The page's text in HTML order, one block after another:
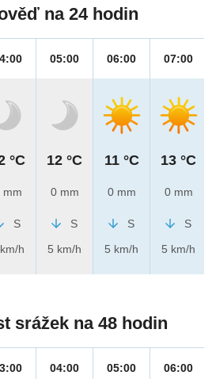
na 24 hodin
°C
mm
S
h
05:00
12 °C
0 mm
S
5 km/h
06:00
11 °C
0 mm
S
5 km/h
07:00
13 °C
0 mm
S
5 km/h
srážek na 48 hodin
04:00
05:00
06:00